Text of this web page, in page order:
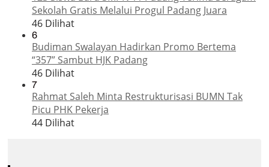
Sekolah Gratis Melalui Progul Padang Juara
46 Dilihat
6
Budiman Swalayan Hadirkan Promo Bertema
“357” Sambut HJK Padang
46 Dilihat
7
Rahmat Saleh Minta Restrukturisasi BUMN Tak
Picu PHK Pekerja
44 Dilihat